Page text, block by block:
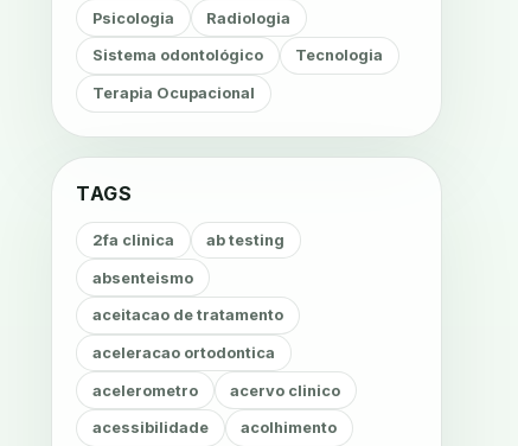
Psicologia Radiologia
Sistema odontológico Tecnologia
Terapia Ocupacional
TAGS
2fa clinica ab testing
absenteismo
aceitacao de tratamento
aceleracao ortodontica
acelerometro acervo clinico
acessibilidade acolhimento